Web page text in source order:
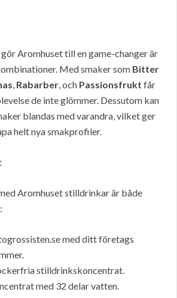
Aromhuset till en game-changer är
Med smaker som Bitter
, Rabarber, och Passionsfrukt får
de inte glömmer. Dessutom kan
blandas med varandra, vilket ger
helt nya smakprofiler.
Aromhuset stilldrinkar är både
med ditt företags
stilldrinkskoncentrat.
med 32 delar vatten.